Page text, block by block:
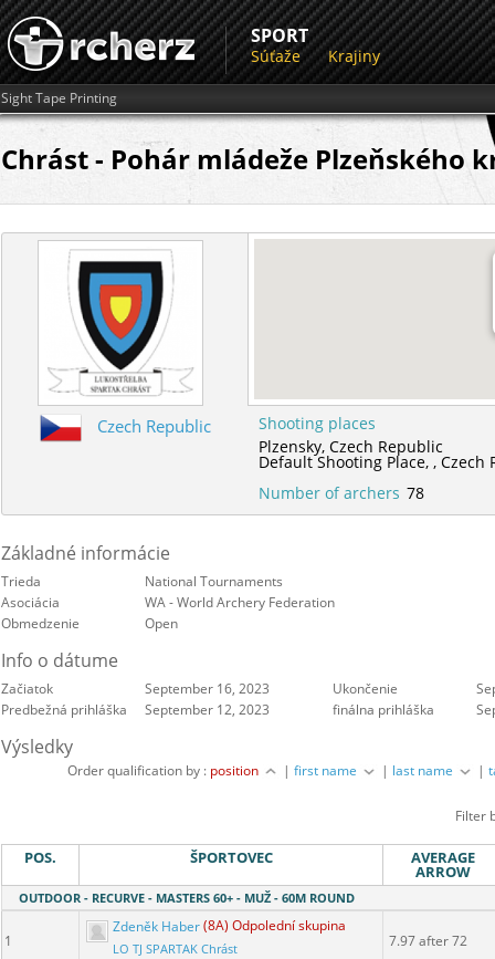
SPORT
Súťaže Krajiny
Sight Tape Printing
Chrást - Pohár mládeže Plzeňského
Czech Republic
Shooting places
Plzensky,Czech Republic
Default Shooting Place,,Czech
Number of archers 78
Základné informácie
Trieda
National Tournaments
Asociácia
WA - World Archery Federation
Obmedzenie
Open
Info o dátume
Začiatok September 16, 2023 Ukončenie
Predbežná prihláška
September 12, 2023 finálna prihláška
Výsledky
Order qualification by : position |first name | last name |
Filter
POS. ŠPORTOVEC AVERAGE
ARROW
OUTDOOR - RECURVE - MASTERS 60+ - MUŽ - 60M ROUND
1
Zdeněk Haber(8A) Odpolední skupina
LO TJ SPARTAK Chrást 7.97 after 72